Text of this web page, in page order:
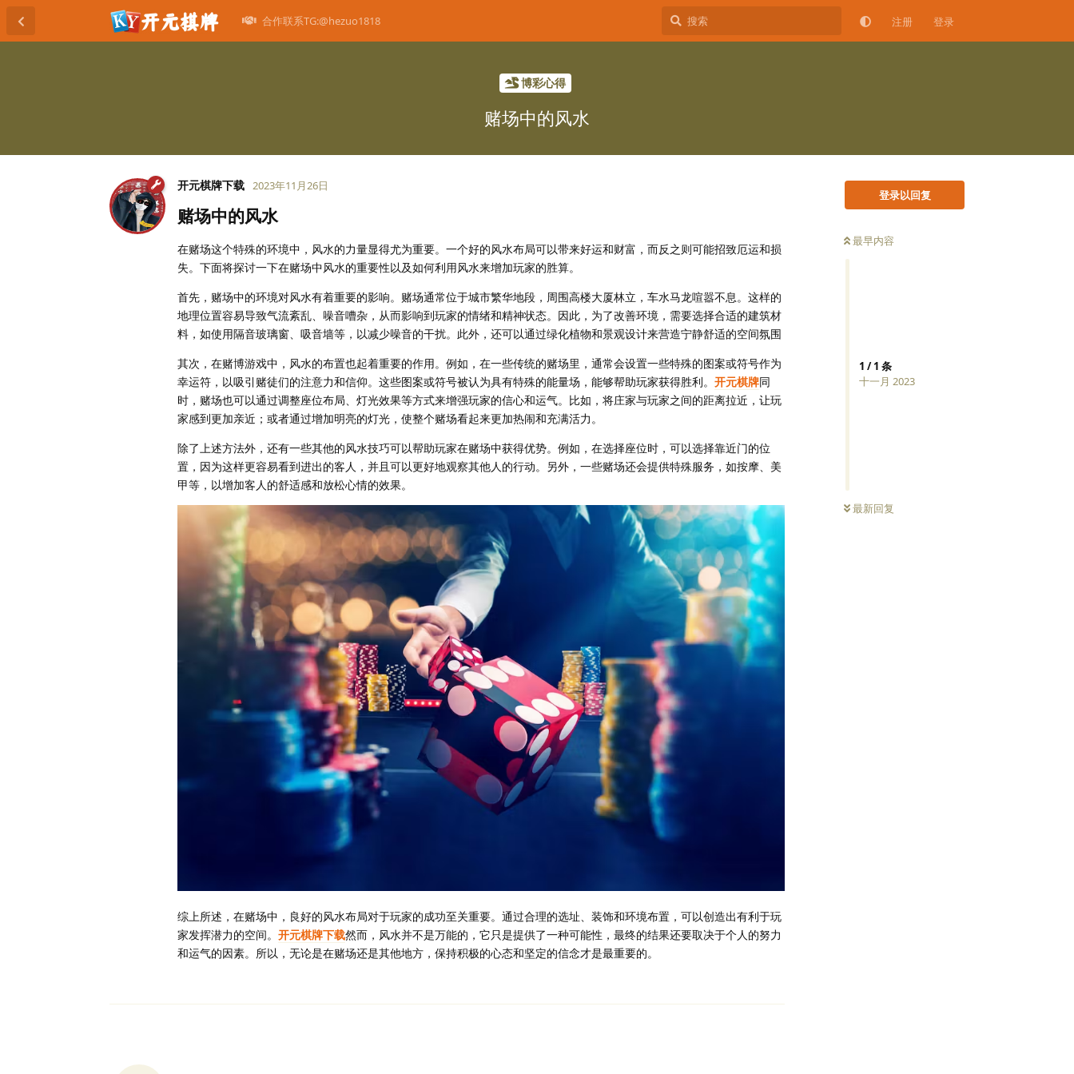
合作联系TG:@hezuo1818 注册 登录
博彩心得
赌场中的风水
登录以回复
最早内容
1 /1 条
十一月 2023
最新回复
开元棋牌下载 2023年11月26日
赌场中的风水
在赌场这个特殊的环境中，风水的力量显得尤为重要。一个好的风水布局可以带来好运和财富，而反之则可能招致厄运和损
失。下面将探讨一下在赌场中风水的重要性以及如何利用风水来增加玩家的胜算。
首先，赌场中的环境对风水有着重要的影响。赌场通常位于城市繁华地段，周围高楼大厦林立，车水马龙喧嚣不息。这样的
地理位置容易导致气流紊乱、噪音嘈杂，从而影响到玩家的情绪和精神状态。因此，为了改善环境，需要选择合适的建筑材
料，如使用隔音玻璃窗、吸音墙等，以减少噪音的干扰。此外，还可以通过绿化植物和景观设计来营造宁静舒适的空间氛围
其次，在赌博游戏中，风水的布置也起着重要的作用。例如，在一些传统的赌场里，通常会设置一些特殊的图案或符号作为
幸运符，以吸引赌徒们的注意力和信仰。这些图案或符号被认为具有特殊的能量场，能够帮助玩家获得胜利。 开元棋牌同
时，赌场也可以通过调整座位布局、灯光效果等方式来增强玩家的信心和运气。比如，将庄家与玩家之间的距离拉近，让玩
家感到更加亲近；或者通过增加明亮的灯光，使整个赌场看起来更加热闹和充满活力。
除了上述方法外，还有一些其他的风水技巧可以帮助玩家在赌场中获得优势。例如，在选择座位时，可以选择靠近门的位
置，因为这样更容易看到进出的客人，并且可以更好地观察其他人的行动。另外，一些赌场还会提供特殊服务，如按摩、美
甲等，以增加客人的舒适感和放松心情的效果。
综上所述，在赌场中，良好的风水布局对于玩家的成功至关重要。通过合理的选址、装饰和环境布置，可以创造出有利于玩
家发挥潜力的空间。 开元棋牌下载然而，风水并不是万能的，它只是提供了一种可能性，最终的结果还要取决于个人的努力
和运气的因素。所以，无论是在赌场还是其他地方，保持积极的心态和坚定的信念才是最重要的。